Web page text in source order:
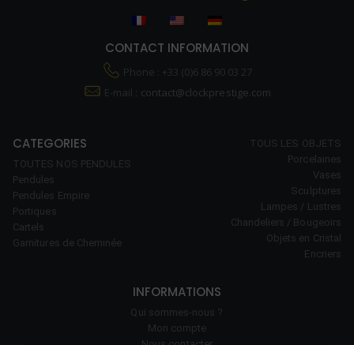
CONTACT INFORMATION
Phone : +33 (0)6 86 90 03 27
E-mail : contact@clockprestige.com
CATEGORIES
TOUTES NOS PENDULES
Pendules
Pendules Empire
Portiques
Cartels
Garnitures de Cheminée
TOUS LES OBJETS
Porcelaines
Vases
Sculptures
Lampes / Lustres
Chandeliers / Bougeoirs
Objets en Cristal
Encriers
INFORMATIONS
Qui sommes-nous ?
Mon compte